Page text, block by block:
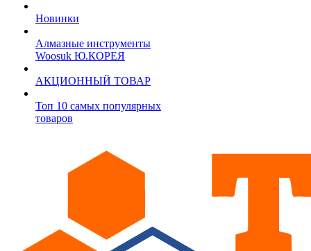
Новинки
Алмазные инструменты
Woosuk Ю.КОРЕЯ
АКЦИОННЫЙ ТОВАР
Топ 10 самых популярных
товаров